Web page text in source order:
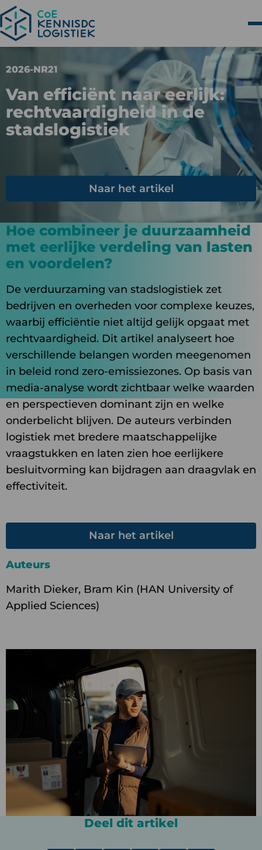
Van efficiënt naar eerlijk:
rechtvaardigheid in de
stadslogistiek
2026-NR21
Naar het artikel
Hoe combineer je duurzaamheid
met eerlijke verdeling van lasten
en voordelen?
De verduurzaming van stadslogistiek zet
bedrijven en overheden voor complexe keuzes,
waarbij efficiëntie niet altijd gelijk opgaat met
rechtvaardigheid. Dit artikel analyseert hoe
verschillende belangen worden meegenomen
in beleid rond zero-emissiezones. Op basis van
media-analyse wordt zichtbaar welke waarden
en perspectieven dominant zijn en welke
onderbelicht blijven. De auteurs verbinden
logistiek met bredere maatschappelijke
vraagstukken en laten zien hoe eerlijkere
besluitvorming kan bijdragen aan draagvlak en
effectiviteit.
Naar het artikel
Auteurs
Marith Dieker, Bram Kin (HAN University of
Applied Sciences)
Deel dit artikel